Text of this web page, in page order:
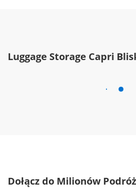
Luggage Storage Capri
Dołącz do Milionów